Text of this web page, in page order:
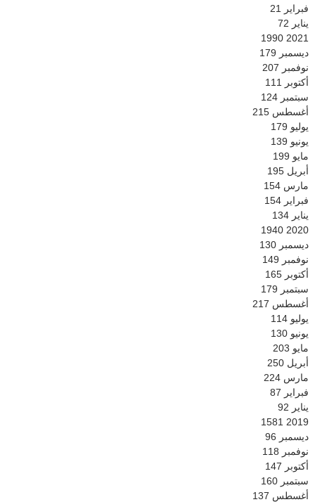
فبراير
21
يناير 72
2021
1990
ديسمبر 179
نوفمبر 207
أكتوبر
111
سبتمبر 124
أغسطس 215
يوليو 179
يونيو 139
مايو 199
أبريل 195
مارس 154
فبراير 154
يناير 134
2020
1940
ديسمبر 130
نوفمبر 149
أكتوبر 165
سبتمبر 179
أغسطس 217
يوليو 114
يونيو 130
مايو 203
أبريل 250
مارس 224
فبراير 87
يناير 92
2019
1581
ديسمبر 96
نوفمبر 118
أكتوبر 147
سبتمبر 160
أغسطس 137